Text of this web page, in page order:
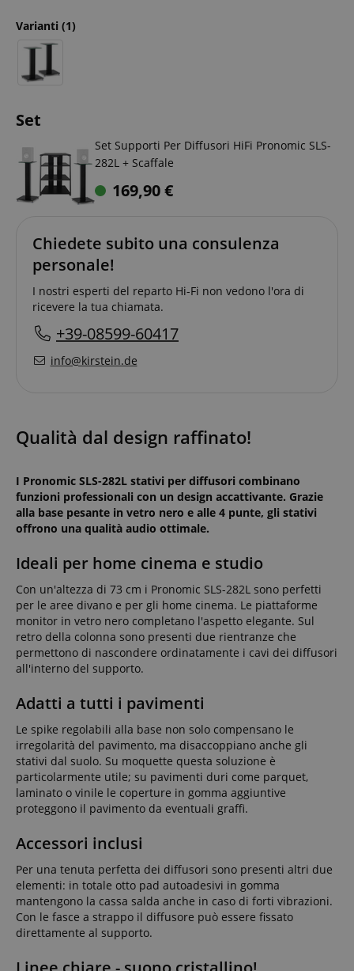
Varianti (1)
Set
Set Supporti Per Diffusori HiFi Pronomic SLS-
282L + Scaffale
169,90€
Chiedete subito una consulenza
personale!
I nostri esperti del reparto Hi-Fi non vedono l'ora di
ricevere la tua chiamata.
+39-08599-60417
info@kirstein.de
Qualità dal design raffinato!
I Pronomic SLS-282L stativi per diffusori combinano
funzioni professionali con un design accattivante. Grazie
alla base pesante in vetro nero e alle 4 punte, gli stativi
offrono una qualità audio ottimale.
Ideali per home cinema e studio
Con un'altezza di 73 cm i Pronomic SLS-282L sono perfetti
per le aree divano e per gli home cinema. Le piattaforme
monitor in vetro nero completano l'aspetto elegante. Sul
retro della colonna sono presenti due rientranze che
permettono di nascondere ordinatamente i cavi dei diffusori
all'interno del supporto.
Adatti a tutti i pavimenti
Le spike regolabili alla base non solo compensano le
irregolarità del pavimento, ma disaccoppiano anche gli
stativi dal suolo. Su moquette questa soluzione è
particolarmente utile; su pavimenti duri come parquet,
laminato o vinile le coperture in gomma aggiuntive
proteggono il pavimento da eventuali graffi.
Accessori inclusi
Per una tenuta perfetta dei diffusori sono presenti altri due
elementi: in totale otto pad autoadesivi in gomma
mantengono la cassa salda anche in caso di forti vibrazioni.
Con le fasce a strappo il diffusore può essere fissato
direttamente al supporto.